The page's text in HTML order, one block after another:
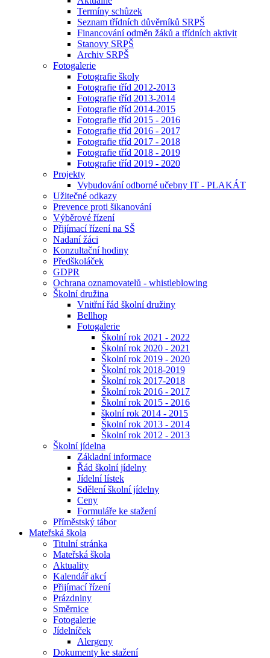
Termíny schůzek
Seznam třídních důvěrníků SRPŠ
Financování odměn žáků a třídních aktivit
Stanovy SRPŠ
Archiv SRPŠ
Fotogalerie
Fotografie školy
Fotografie tříd 2012-2013
Fotografie tříd 2013-2014
Fotografie tříd 2014-2015
Fotografie tříd 2015 - 2016
Fotografie tříd 2016 - 2017
Fotografie tříd 2017 - 2018
Fotografie tříd 2018 - 2019
Fotografie tříd 2019 - 2020
Projekty
Vybudování odborné učebny IT - PLAKÁT
Užitečné odkazy
Prevence proti šikanování
Výběrové řízení
Přijímací řízení na SŠ
Nadaní žáci
Konzultační hodiny
Předškoláček
GDPR
Ochrana oznamovatelů - whistleblowing
Školní družina
Vnitřní řád školní družiny
Bellhop
Fotogalerie
Školní rok 2021 - 2022
Školní rok 2020 - 2021
Školní rok 2019 - 2020
Školní rok 2018-2019
Školní rok 2017-2018
Školní rok 2016 - 2017
Školní rok 2015 - 2016
školní rok 2014 - 2015
Školní rok 2013 - 2014
Školní rok 2012 - 2013
Školní jídelna
Základní informace
Řád školní jídelny
Jídelní lístek
Sdělení školní jídelny
Ceny
Formuláře ke stažení
Příměstský tábor
Mateřská škola
Titulní stránka
Mateřská škola
Aktuality
Kalendář akcí
Přijímací řízení
Prázdniny
Směrnice
Fotogalerie
Jídelníček
Alergeny
Dokumenty ke stažení